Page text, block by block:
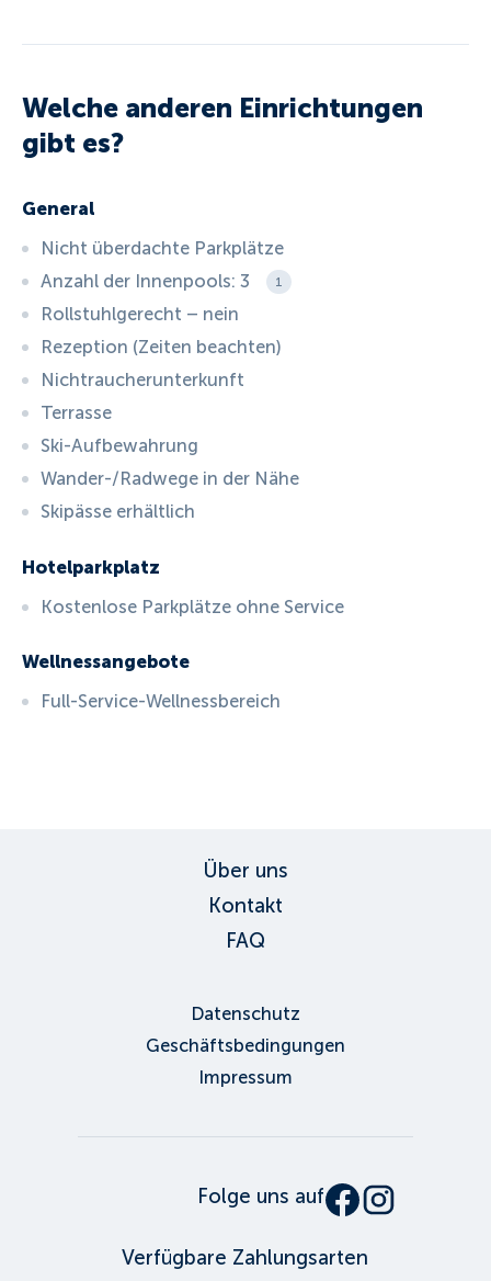
Welche anderen Einrichtungen
gibt es?
General
Nicht überdachte Parkplätze
Anzahl der Innenpools: 3
1
Rollstuhlgerecht – nein
Rezeption (Zeiten beachten)
Nichtraucherunterkunft
Terrasse
Ski-Aufbewahrung
Wander-/Radwege in der Nähe
Skipässe erhältlich
Hotelparkplatz
Kostenlose Parkplätze ohne Service
Wellnessangebote
Full-Service-Wellnessbereich
Über uns
Kontakt
FAQ
Datenschutz
Geschäftsbedingungen
Impressum
Folge uns auf
Verfügbare Zahlungsarten